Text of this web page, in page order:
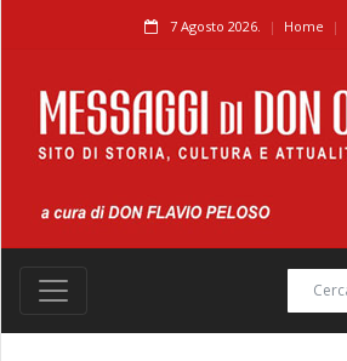
7 Agosto 2026. Home